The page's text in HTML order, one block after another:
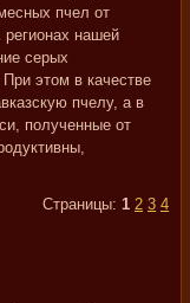
пчел от
регионах нашей
серых
этом в качестве
пчелу, а в
полученные от
Страницы: 1 2 3 4